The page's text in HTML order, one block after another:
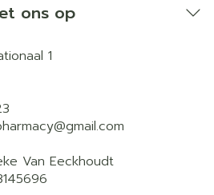
ons op
1
gmail.com
Van Eeckhoudt